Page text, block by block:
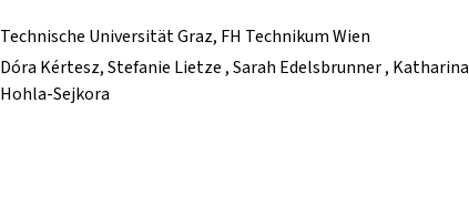
Technische Universität Graz, FH Technikum Wien
Dóra Kértesz Stefanie Lietze Sarah Edelsbrunner Katharina
Hohla-Sejkora